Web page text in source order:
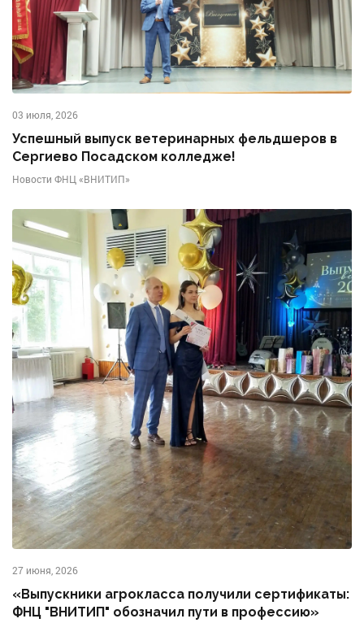
03 июля, 2026
Успешный выпуск ветеринарных фельдшеров в
Сергиево Посадском колледже!
Новости ФНЦ «ВНИТИП»
27 июня, 2026
«Выпускники агрокласса получили сертификаты:
ФНЦ "ВНИТИП" обозначил пути в профессию»